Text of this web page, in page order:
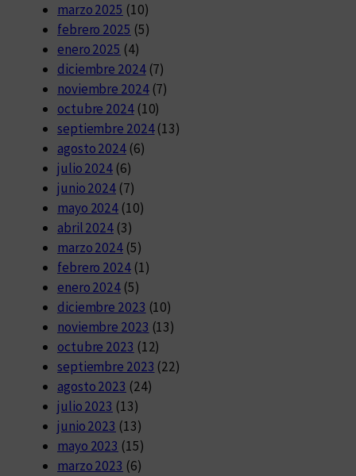
marzo 2025 (10)
febrero 2025 (5)
enero 2025 (4)
diciembre 2024(7)
noviembre 2024(7)
octubre 2024(10)
septiembre 2024(13)
agosto 2024(6)
julio 2024 (6)
junio 2024 (7)
mayo 2024 (10)
abril 2024 (3)
marzo 2024 (5)
febrero 2024(1)
enero 2024 (5)
diciembre 2023 (10)
noviembre 2023 (13)
octubre 2023 (12)
septiembre 2023 (22)
agosto 2023 (24)
julio 2023 (13)
junio 2023 (13)
mayo 2023 (15)
marzo 2023 (6)